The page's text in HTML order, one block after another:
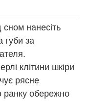
нанесіть
губи за
клітини шкіри
рясне
ранку обережно